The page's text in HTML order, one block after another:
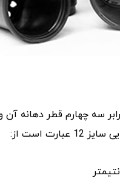
سه چهارم قطر دهانه آن
است از: